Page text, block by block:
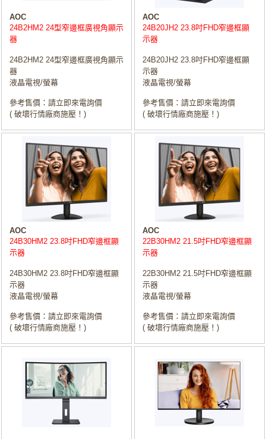
AOC
24B2HM2 24型窄邊框廣視角顯示
器
24B2HM2 24型窄邊框廣視角顯示
器
液晶電視/螢幕
參考售價：請立即來電詢價
( 破壞行情廠商施壓！)
AOC
24B20JH2 23.8吋FHD窄邊框顯
示器
24B20JH2 23.8吋FHD窄邊框顯
示器
液晶電視/螢幕
參考售價：請立即來電詢價
( 破壞行情廠商施壓！)
AOC
24B30HM2 23.8吋FHD窄邊框顯
示器
24B30HM2 23.8吋FHD窄邊框顯
示器
液晶電視/螢幕
參考售價：請立即來電詢價
( 破壞行情廠商施壓！)
AOC
22B30HM2 21.5吋FHD窄邊框顯
示器
22B30HM2 21.5吋FHD窄邊框顯
示器
液晶電視/螢幕
參考售價：請立即來電詢價
( 破壞行情廠商施壓！)